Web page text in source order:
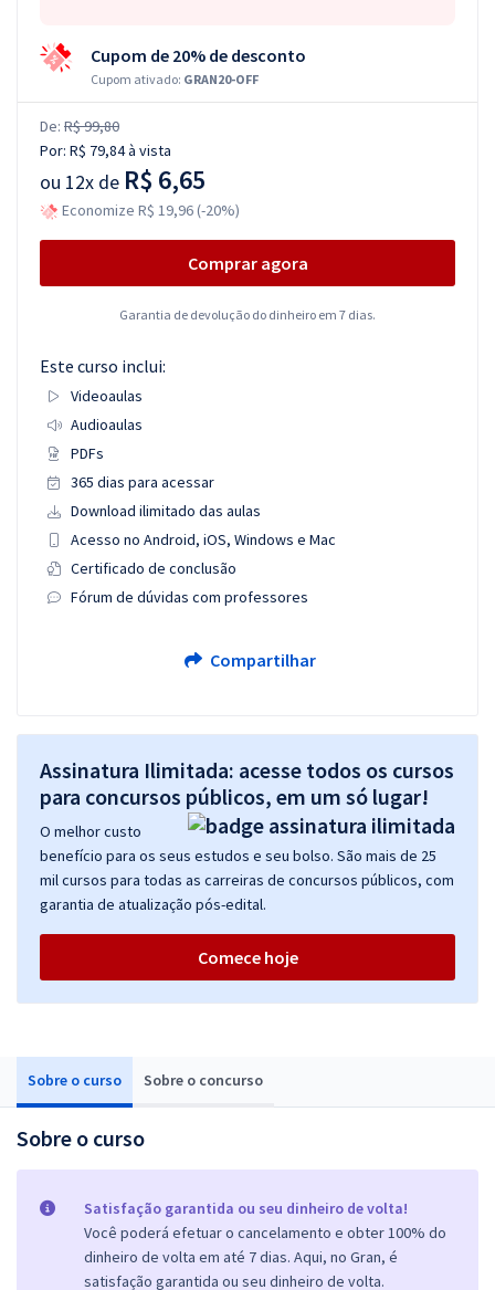
Sobre o curso Sobre o concurso
Sobre o curso
Satisfação garantida ou seu dinheiro de volta!
Você poderá efetuar o cancelamento e obter 100% do
dinheiro de volta em até 7 dias. Aqui, no Gran, é
satisfação garantida ou seu dinheiro de volta.
Cupom de 20% de desconto
Cupom ativado: GRAN20-OFF
De: R$ 99,80
Por: R$ 79,84à vista
ou 12x de R$ 6,65
Economize R$ 19,96 (-20%)
Comprar agora
Garantia de devolução do dinheiro em 7 dias.
Este curso inclui:
Videoaulas
Audioaulas
PDFs
365 dias para acessar
Download ilimitado das aulas
Acesso no Android, iOS, Windows e Mac
Certificado de conclusão
Fórum de dúvidas com professores
Compartilhar
Assinatura Ilimitada: acesse todos os cursos
para concursos públicos, em um só lugar!
O melhor custo
benefício para os seus estudos e seu bolso. São mais de 25
mil cursos para todas as carreiras de concursos públicos, com
garantia de atualização pós-edital.
Comece hoje